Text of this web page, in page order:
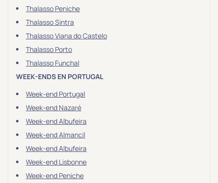
Offres spéciales
Vente Flash & Promo
Offres spéciales Solo
Distance de chez vous
Établissements proches de chez moi
Km
Thalasso Peniche
Thalasso Sintra
Thalasso Viana do Castelo
Thalasso Porto
Thalasso Funchal
WEEK-ENDS EN PORTUGAL
Week-end Portugal
Week-end Nazaré
Week-end Albufeira
Week-end Almancil
Week-end Albufeira
Week-end Lisbonne
Week-end Peniche